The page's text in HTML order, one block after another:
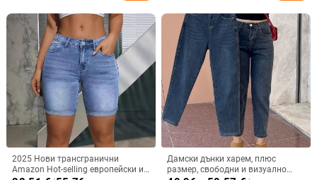
2025 Нови трансгранични
Amazon Hot-selling европейски и
Дамски дънки харем, плюс
размер, свободни и визуално